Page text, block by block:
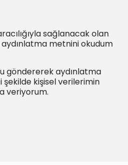
sağlanacak olan
aydınlatma metnini okudum
göndererek aydınlatma
kişisel verilerimin
veriyorum.